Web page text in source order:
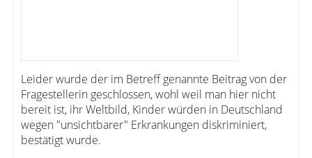
Leider wurde der im Betreff genannte Beitrag von der
Fragestellerin geschlossen, wohl weil man hier nicht
bereit ist, ihr Weltbild, Kinder würden in Deutschland
wegen "unsichtbarer" Erkrankungen diskriminiert,
bestätigt wurde.